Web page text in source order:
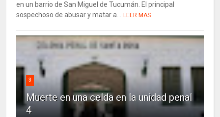
en un barrio de San Miguel de Tucumán. El principal
sospechoso de abusar y matar a... LEER MAS
3
Muerte en una celda en la unidad penal
4